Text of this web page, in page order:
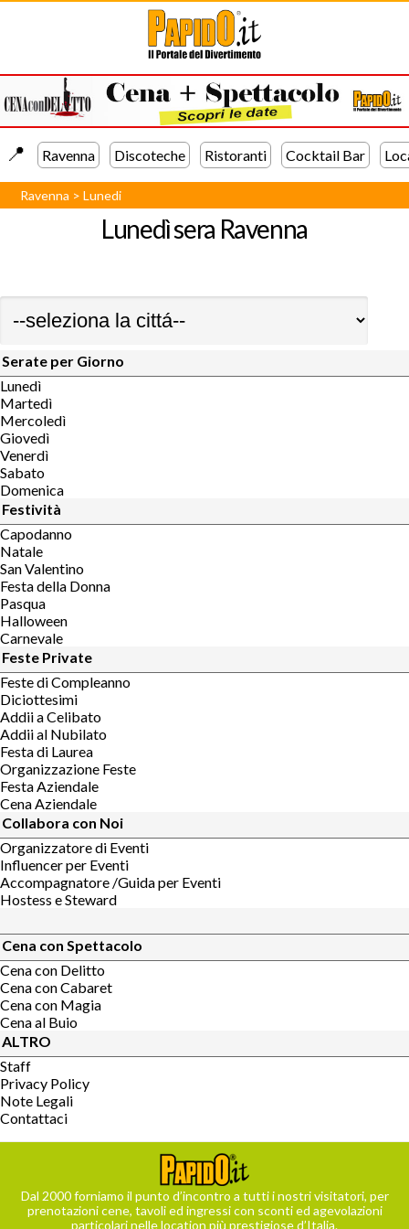
📍️ Ravenna Discoteche Ristoranti Cocktail Bar
Ravenna >Lunedi
Lunedì sera Ravenna
Serate per Giorno
Lunedì
Martedì
Mercoledì
Giovedì
Venerdì
Sabato
Domenica
Festività
Capodanno
Natale
San Valentino
Festa della Donna
Pasqua
Halloween
Carnevale
Feste Private
Feste di Compleanno
Diciottesimi
Addii a Celibato
Addii al Nubilato
Festa di Laurea
Organizzazione Feste
Festa Aziendale
Cena Aziendale
Collabora con Noi
Organizzatore di Eventi
Influencer per Eventi
Accompagnatore /Guida per Eventi
Hostess e Steward
Cena con Spettacolo
Cena con Delitto
Cena con Cabaret
Cena con Magia
Cena al Buio
ALTRO
Staff
Privacy Policy
Note Legali
Contattaci
Dal 2000 forniamo il punto d’incontro a tutti i nostri visitatori, per
prenotazioni cene, tavoli ed ingressi con sconti ed agevolazioni
particolari nelle location più prestigiose d’Italia.